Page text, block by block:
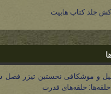
جلد کتاب هابیت
و موشکافی نخستین تیزر فصل
حلقه‌های قدرت